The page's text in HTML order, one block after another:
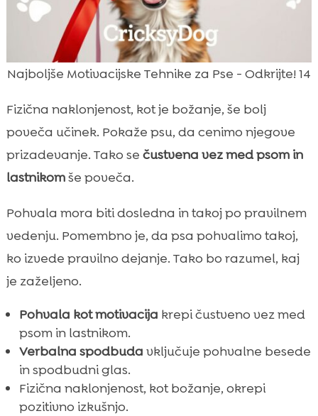
Najboljše Motivacijske Tehnike za Pse - Odkrijte! 14
Fizična naklonjenost, kot je božanje, še bolj
poveča učinek. Pokaže psu, da cenimo njegove
prizadevanje. Tako se čustvena vez med psom in
lastnikomše poveča.
Pohvala mora biti dosledna in takoj po pravilnem
vedenju. Pomembno je, da psa pohvalimo takoj,
ko izvede pravilno dejanje. Tako bo razumel, kaj
je zaželjeno.
Pohvala kot motivacija krepi čustveno vez med
psom in lastnikom.
Verbalna spodbuda vključuje pohvalne besede
in spodbudni glas.
Fizična naklonjenost, kot božanje, okrepi
pozitivno izkušnjo.